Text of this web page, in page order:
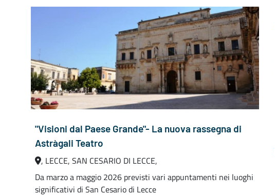
"Visioni dal Paese Grande"- La nuova rassegna di
Astràgali Teatro
, LECCE, SAN CESARIO DI LECCE,
Da marzo a maggio 2026 previsti vari appuntamenti nei luoghi
significativi di San Cesario di Lecce